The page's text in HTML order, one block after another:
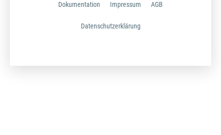
Dokumentation Impressum AGB
Datenschutzerklärung